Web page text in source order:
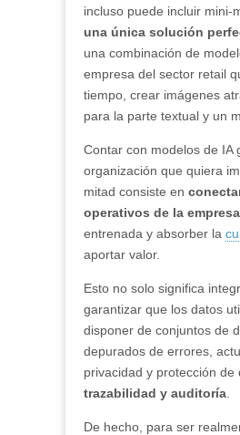
incluso puede incluir mini-
una única solución
una combinación de
empresa del sector retail
tiempo, crear imágenes
para la parte textual y un
Contar con modelos de IA
organización que quiera
mitad consiste en
operativos de la empresa
entrenada y absorber la
aportar valor.
Esto no solo significa
garantizar que los datos
disponer de conjuntos de
depurados de errores,
privacidad y protección de
trazabilidad y auditoría
De hecho, para ser